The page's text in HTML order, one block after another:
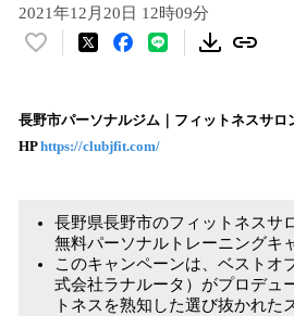
2021年12月20日 12時09分
い
！
数
長野市パーソナルジム｜フィットネスサロ
HPhttps://clubjfit.com/
長野県長野市のフィットネスサ
無料パーソナルトレーニングキ
このキャンペーンは、ベストオ
式会社ラナルータ）がプロデュ
トネスを熟知した選び抜かれた